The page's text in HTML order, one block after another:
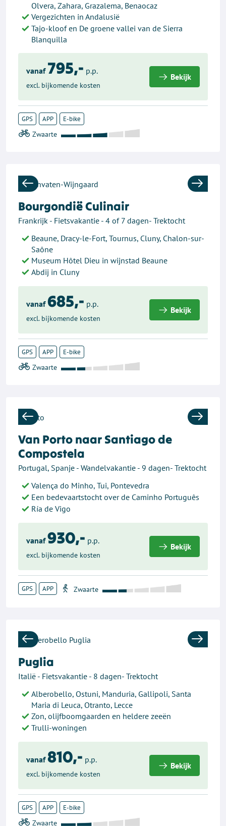
Olvera, Zahara, Grazalema, Benaocaz
Vergezichten in Andalusië
Tajo-kloof en De groene vallei van de Sierra
Blanquilla
vanaf 795,- p.p.
excl. bijkomende kosten
Bekijk
GPS APP E-bike
Previous Next
Bourgondië Culinair
Frankrijk - Fietsvakantie - 4 of 7 dagen- Trektocht
Beaune, Dracy-le-Fort, Tournus, Cluny, Chalon-sur-
Saône
Museum Hôtel Dieu in wijnstad Beaune
Abdij in Cluny
vanaf 685,- p.p.
excl. bijkomende kosten
Bekijk
GPS APP E-bike
Previous Next
Van Porto naar Santiago de
Compostela
Portugal, Spanje - Wandelvakantie - 9 dagen- Trektocht
Valença do Minho, Tui, Pontevedra
Een bedevaartstocht over de Caminho Português
Ría de Vigo
vanaf 930,- p.p.
excl. bijkomende kosten
Bekijk
GPS APP
Previous Next
Puglia
Italië - Fietsvakantie - 8 dagen- Trektocht
Alberobello, Ostuni, Manduria, Gallipoli, Santa
Maria di Leuca, Otranto, Lecce
Zon, olijfboomgaarden en heldere zeeën
Trulli-woningen
vanaf 810,- p.p.
excl. bijkomende kosten
Bekijk
GPS APP E-bike